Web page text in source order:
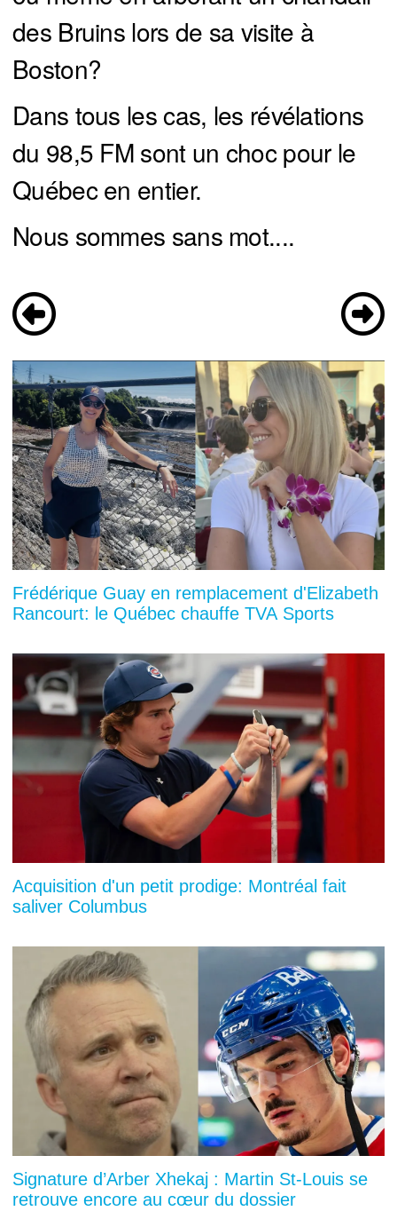
des Bruins lors de sa visite à
Boston?
Dans tous les cas, les révélations
du 98,5 FM sont un choc pour le
Québec en entier.
Nous sommes sans mot....
Frédérique Guay en remplacement d'Elizabeth
Rancourt: le Québec chauffe TVA Sports
Acquisition d'un petit prodige: Montréal fait
saliver Columbus
Signature d’Arber Xhekaj : Martin St-Louis se
retrouve encore au cœur du dossier